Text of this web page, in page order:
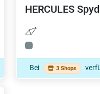
HERCULES
Bei 3 Shops